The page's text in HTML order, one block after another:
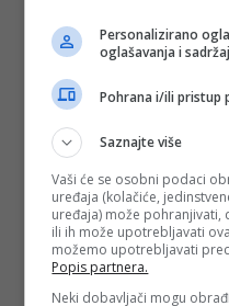
Personalizirano
oglašavanja i
Pohrana i/ili pristup
Saznajte više
Vaši će se osobni podaci
uređaja (kolačiće,
uređaja) može
ili ih može upotrebljavati
možemo upotrebljavati
Popis partnera.
Neki dobavljači mogu